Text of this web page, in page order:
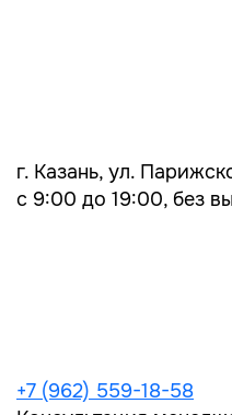
г. Казань, ул.
с 9:00 до 19:00, без
+7 (962) 559-18-58